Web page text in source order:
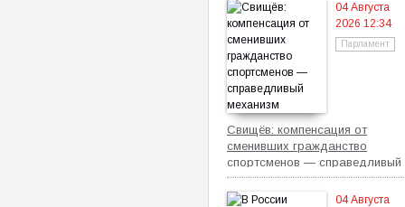
04 Августа
2026 12:34
Парламент
Свищёв: компенсация от
сменивших гражданство
спортсменов — справедливый
механизм
04 Августа